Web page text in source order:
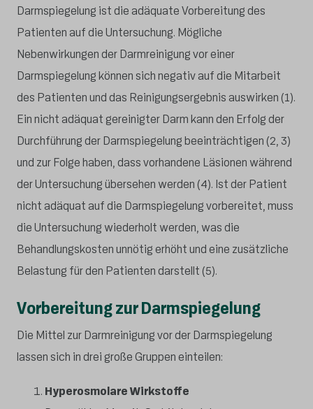
Darmspiegelung ist die adäquate Vorbereitung des
Patienten auf die Untersuchung. Mögliche
Nebenwirkungen der Darmreinigung vor einer
Darmspiegelung können sich negativ auf die Mitarbeit
des Patienten und das Reinigungsergebnis auswirken (1).
Ein nicht adäquat gereinigter Darm kann den Erfolg der
Durchführung der Darmspiegelung beeinträchtigen (2, 3)
und zur Folge haben, dass vorhandene Läsionen während
der Untersuchung übersehen werden (4). Ist der Patient
nicht adäquat auf die Darmspiegelung vorbereitet, muss
die Untersuchung wiederholt werden, was die
Behandlungskosten unnötig erhöht und eine zusätzliche
Belastung für den Patienten darstellt (5).
Vorbereitung zur Darmspiegelung
Die Mittel zur Darmreinigung vor der Darmspiegelung
lassen sich in drei große Gruppen einteilen:
Hyperosmolare Wirkstoffe